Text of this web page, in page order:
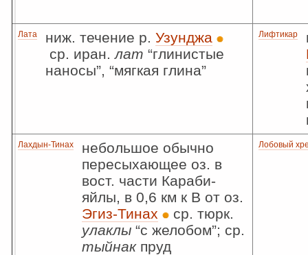
Лата ниж. течение р. Узунджа
ср. иран.лат “глинистые
наносы”, “мягкая глина”
Лифтикар
Лахдын-Тинах
небольшое обычно
пересыхающее оз. в
вост. части Караби-
яйлы, в 0,6 км к В от оз.
Эгиз-Тинах
ср. тюрк.
улаклы “с желобом”; ср.
тыйнакпруд
Лобовый